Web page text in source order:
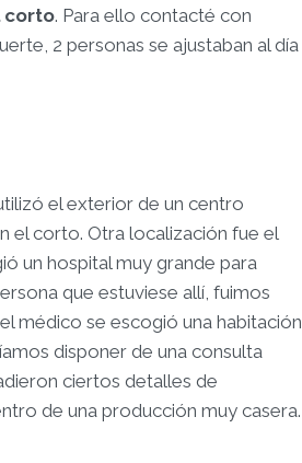
corto. Para ello contacté con
2 personas se ajustaban al día
el exterior de un centro
el corto. Otra localización fue el
un hospital muy grande para
que estuviese allí, fuimos
médico se escogió una habitación
disponer de una consulta
ciertos detalles de
de una producción muy casera.